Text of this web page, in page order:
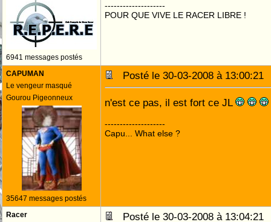
6941 messages postés
--------------------
POUR QUE VIVE LE RACER LIBRE !
CAPUMAN
Le vengeur masqué
Gourou Pigeonneux
35647 messages postés
Posté le 30-03-2008 à
n'est ce pas, il est fort ce JL
--------------------
Capu... What else ?
Racer
Posté le 30-03-2008 à